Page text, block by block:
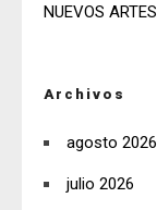
NUEVOS
Archivos
agosto 2026
julio 2026